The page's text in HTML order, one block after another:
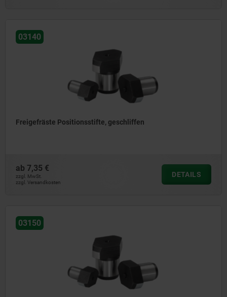
03140
Freigefräste Positionsstifte, geschliffen
ab 7,35 €
zzgl. MwSt.
zzgl. Versandkosten
DETAILS
03150